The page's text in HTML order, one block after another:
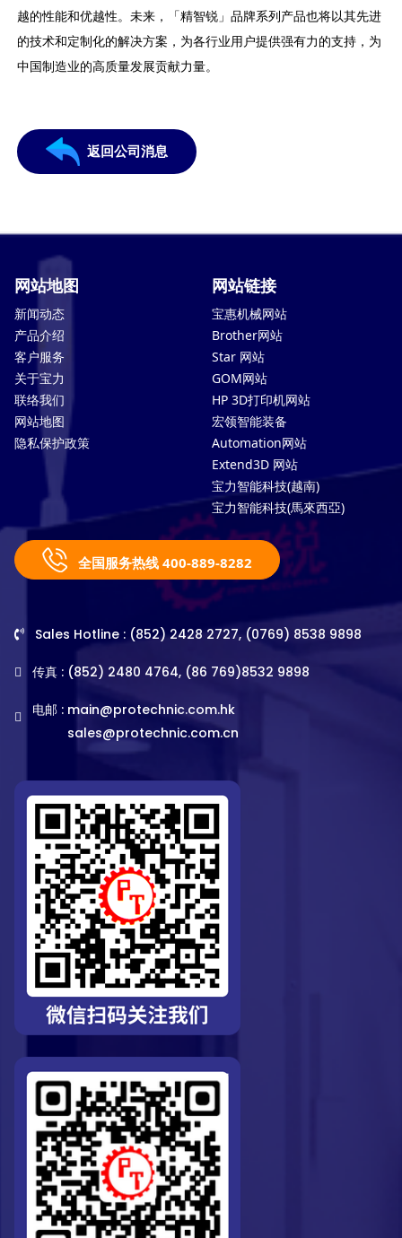
越的性能和优越性。未来，「精智锐」品牌系列产品也将以其先进
的技术和定制化的解决方案，为各行业用户提供强有力的支持，为
中国制造业的高质量发展贡献力量。
返回公司消息
网站地图
新闻动态
产品介绍
客户服务
关于宝力
联络我们
网站地图
隐私保护政策
网站链接
宝惠机械网站
Brother网站
Star 网站
GOM网站
HP 3D打印机网站
宏领智能装备
Automation网站
Extend3D 网站
宝力智能科技(越南)
宝力智能科技(馬來西亞)
全国服务热线 400-889-8282
Sales Hotline : (852) 2428 2727, (0769) 8538 9898
传真 : (852) 2480 4764, (86 769)8532 9898
电邮 : main@protechnic.com.hk
sales@protechnic.com.cn